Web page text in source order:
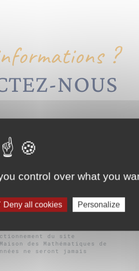
?
NOUS
du site
des Mathématiques de
ne seront jamais
control over what you
Deny all cookies Personalize